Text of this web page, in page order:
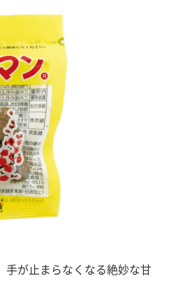
手が止まらなくなる絶妙な甘